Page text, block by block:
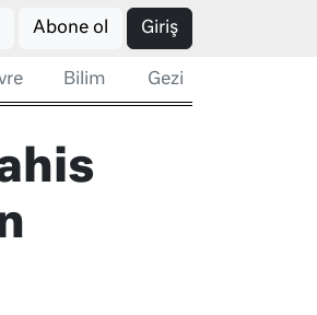
Abone ol Giriş
Bilim Gezi